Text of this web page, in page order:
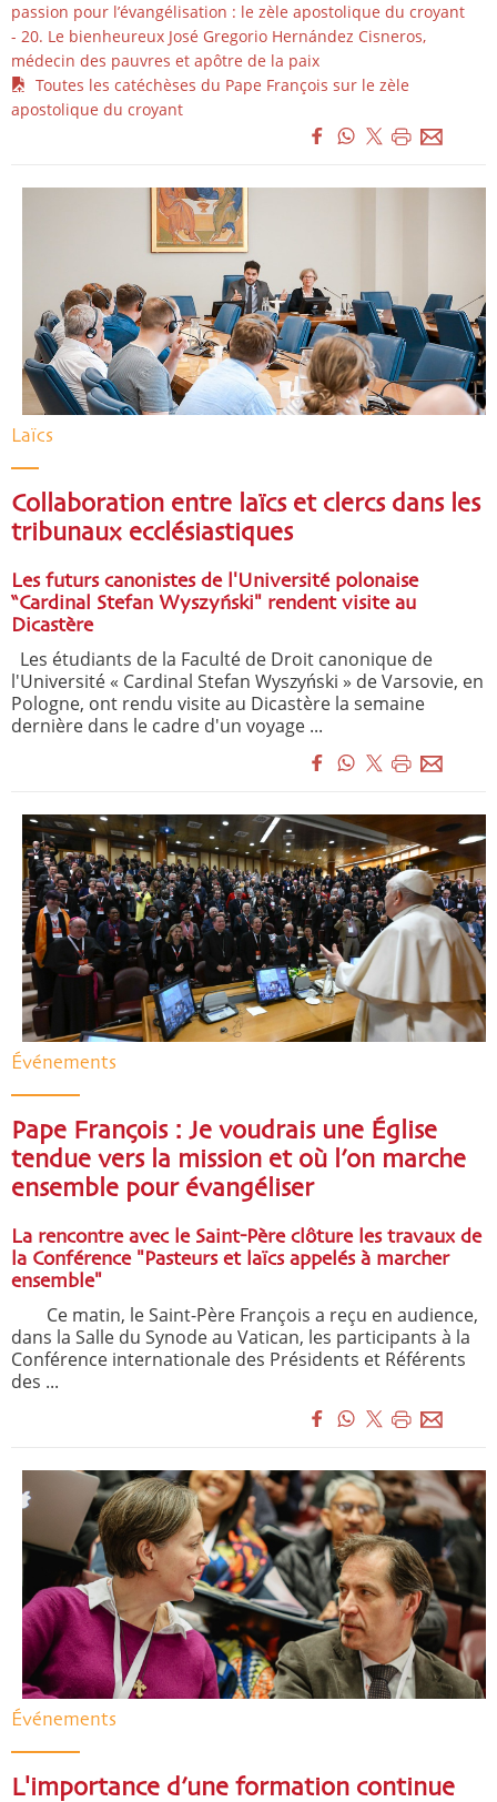
passion pour l’évangélisation : le zèle apostolique du croyant
- 20. Le bienheureux José Gregorio Hernández Cisneros,
médecin des pauvres et apôtre de la paix
Toutes les catéchèses du Pape François sur le zèle
apostolique du croyant
Laïcs
Collaboration entre laïcs et clercs dans les
tribunaux ecclésiastiques
Les futurs canonistes de l'Université polonaise
“Cardinal Stefan Wyszyński" rendent visite au
Dicastère
Les étudiants de la Faculté de Droit canonique de
l'Université « Cardinal Stefan Wyszyński » de Varsovie, en
Pologne, ont rendu visite au Dicastère la semaine
dernière dans le cadre d'un voyage ...
Événements
Pape François : Je voudrais une Église
tendue vers la mission et où l’on marche
ensemble pour évangéliser
La rencontre avec le Saint-Père clôture les travaux de
la Conférence "Pasteurs et laïcs appelés à marcher
ensemble"
Ce matin, le Saint-Père François a reçu en audience,
dans la Salle du Synode au Vatican, les participants à la
Conférence internationale des Présidents et Référents
des ...
Événements
L'importance d’une formation continue